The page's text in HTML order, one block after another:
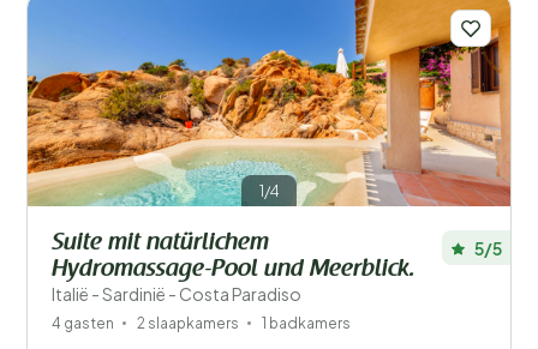
1/4
Suite mit natürlichem
Hydromassage-Pool und Meerblick.
Italië - Sardinië - Costa Paradiso
5/5
4 gasten 2 slaapkamers 1 badkamers